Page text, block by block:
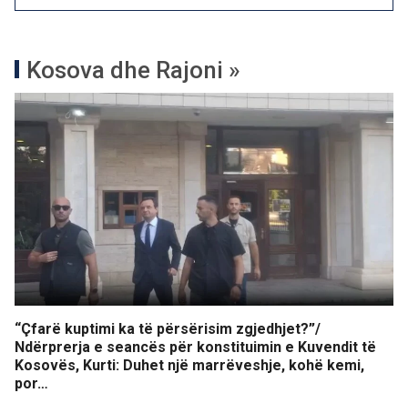
Kosova dhe Rajoni »
“Çfarë kuptimi ka të përsërisim zgjedhjet?”/
Ndërprerja e seancës për konstituimin e Kuvendit të
Kosovës, Kurti: Duhet një marrëveshje, kohë kemi,
por…